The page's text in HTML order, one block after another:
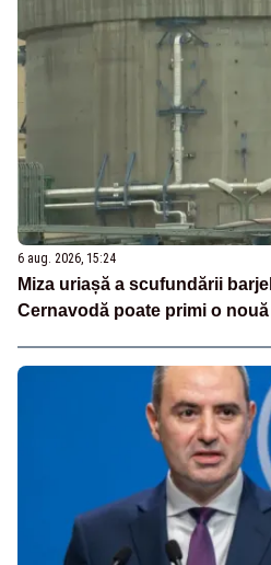
6 aug. 2026, 15:24
Miza uriașă a scufundării
Cernavodă poate primi o